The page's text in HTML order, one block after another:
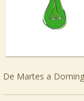
De Martes a